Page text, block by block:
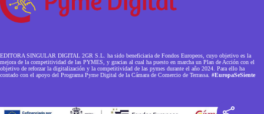
EDITORA SINGULAR DIGITAL 2GR S.L. ha sido beneficiaria de Fondos Europeos, cuyo objetivo es la
mejora de la competitividad de las PYMES, y gracias al cual ha puesto en marcha un Plan de Acción con el
objetivo de reforzar la digitalización y la competitividad de las pymes durante el año 2024. Para ello ha
contado con el apoyo del Programa Pyme Digital de la Cámara de Comercio de Terrassa. #EuropaSeSiente